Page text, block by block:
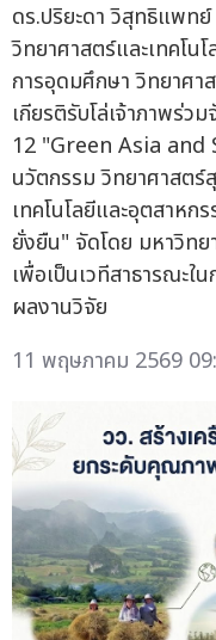
ดร.ปริยะดา วิสุทธิแพท
วิทยาศาสตร์และเทคโน
การอุดมศึกษา วิทยาศา
เกียรติรับโล่เจ้าภาพร่ว
12 "Green Asia
นวัตกรรม วิทยาศาสต
เทคโนโลยีและอุตสาห
ยั่งยืน" จัดโดย มหาวิทย
เพื่อเป็นเวทีสาธารณะใ
ผลงานวิจัย
11 พฤษภาคม 2569